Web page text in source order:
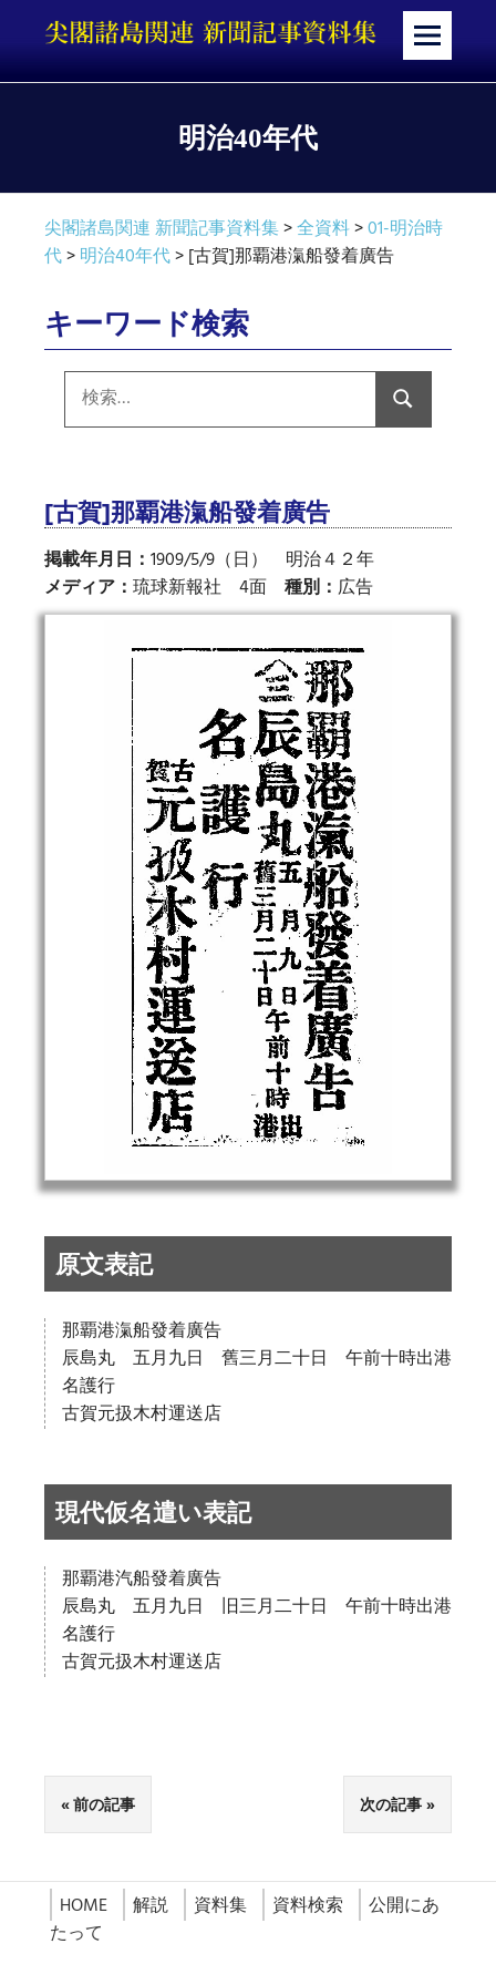
テ
メ
明治40年代
尖閣諸島関連 新聞記事資料集>全資料>01-明治時
代>明治40年代>[古賀]那覇港滊船發着廣告
キーワード検索
索:
検
索
[古賀]那覇港滊船發着廣告
掲載年月日： 1909/5/9（日） 明治４２年
メディア： 琉球新報社 4面 種別： 広告
原文表記
那覇港滊船發着廣告
辰島丸 五月九日 舊三月二十日 午前十時出港
名護行
古賀元扱木村運送店
現代仮名遣い表記
那覇港汽船發着廣告
辰島丸 五月九日 旧三月二十日 午前十時出港
名護行
古賀元扱木村運送店
前の記事 次の記事
HOME 解説 資料集 資料検索
公開にあ
たって